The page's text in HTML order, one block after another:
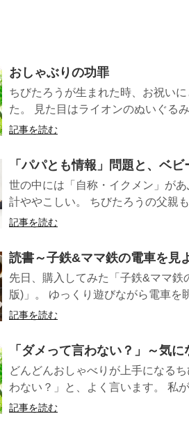
おしゃぶりの功罪
ちびたろうが生まれた時、お祝い
た。 見た目はライオンのぬいぐる
記事を読む
「パパとも情報」問題と、ベビ
世の中には「自称・イクメン」が
計ややこしい。 ちびたろうの父親
記事を読む
読書～子鉄&ママ鉄の電車を見
先日、購入してみた「子鉄&ママ鉄
版)」。 ゆっくり遊びながら電車を
記事を読む
「ダメって言わない？」～気に
どんどんおしゃべりが上手になる
わない？」と、よく言います。 私
記事を読む